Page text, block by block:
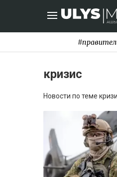
кризис
Новости по теме